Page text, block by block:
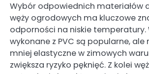
Wybór odpowiednich materiałów
węży ogrodowych ma kluczowe
odporności na niskie temperatury.
wykonane z PVC są popularne,
mniej elastyczne w zimowych
zwiększa ryzyko pęknięć. Z kolei